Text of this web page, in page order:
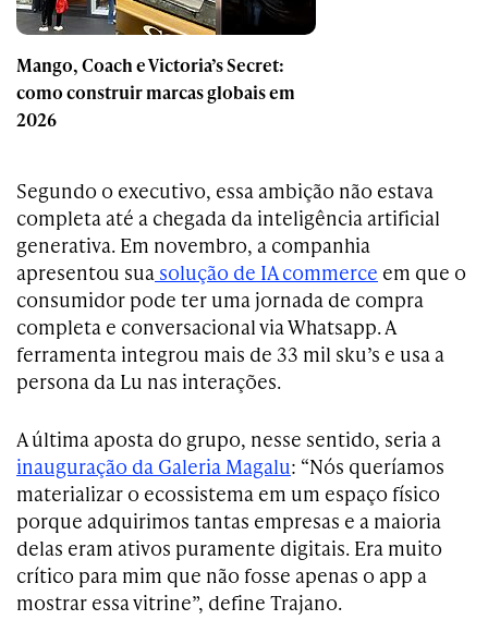
Mango, Coach e Victoria’s Secret:
como construir marcas globais em
2026
Segundo o executivo, essa ambição não estava
completa até a chegada da inteligência artificial
generativa. Em novembro, a companhia
apresentou sua solução de IA commerce em que o
consumidor pode ter uma jornada de compra
completa e conversacional via Whatsapp. A
ferramenta integrou mais de 33 mil sku’s e usa a
persona da Lu nas interações.
A última aposta do grupo, nesse sentido, seria a
inauguração da Galeria Magalu: “Nós queríamos
materializar o ecossistema em um espaço físico
porque adquirimos tantas empresas e a maioria
delas eram ativos puramente digitais. Era muito
crítico para mim que não fosse apenas o app a
mostrar essa vitrine”, define Trajano.